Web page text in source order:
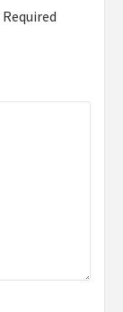
Required